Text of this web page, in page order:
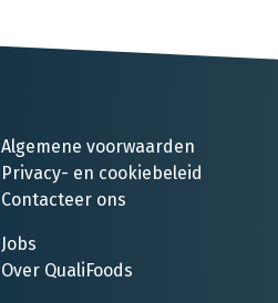
Algemene voorwaarden
Privacy- en cookiebeleid
Contacteer ons
Jobs
Over QualiFoods